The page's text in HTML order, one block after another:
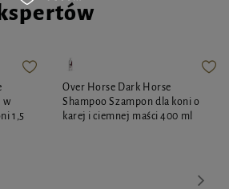
w
1,5
Over Horse Dark Horse
Shampoo Szampon dla koni o
karej i ciemnej maści 400 ml